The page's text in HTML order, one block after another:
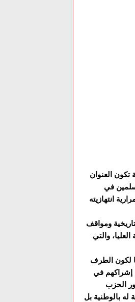
تكون العنوان
في
انتهازيته
ومواقف
والتي
لكون الطرف
إشراكهم في
الحزب
له بالوطنية بل